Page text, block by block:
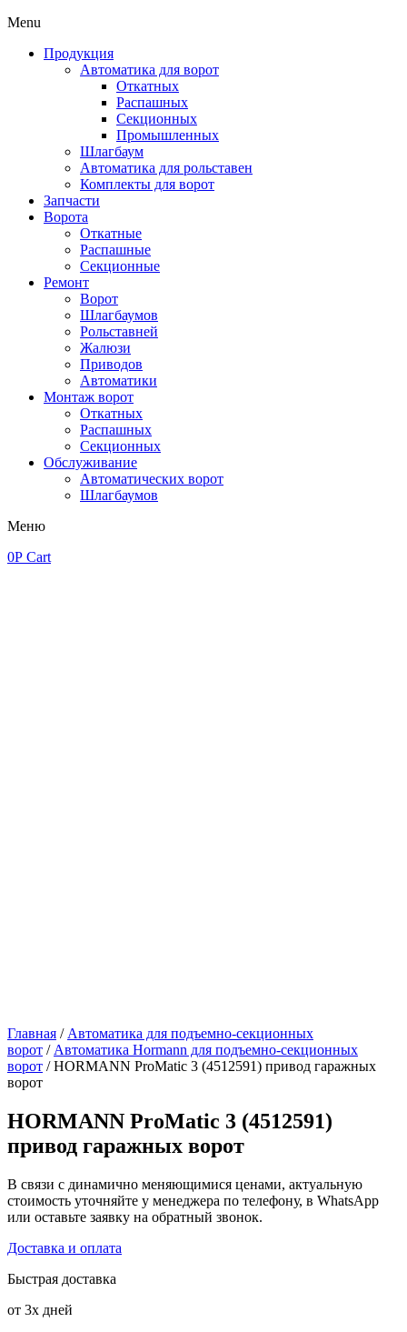
Menu
Продукция
Автоматика для ворот
Откатных
Распашных
Секционных
Промышленных
Шлагбаум
Автоматика для рольставен
Комплекты для ворот
Запчасти
Ворота
Откатные
Распашные
Секционные
Ремонт
Ворот
Шлагбаумов
Рольставней
Жалюзи
Приводов
Автоматики
Монтаж ворот
Откатных
Распашных
Секционных
Обслуживание
Автоматических ворот
Шлагбаумов
Меню
0Р Cart
Главная / Автоматика для подъемно-секционных
ворот / Автоматика Hormann для подъемно-секционных
ворот / HORMANN ProMatic 3 (4512591) привод гаражных
ворот
HORMANN ProMatic 3 (4512591)
привод гаражных ворот
В связи с динамично меняющимися ценами, актуальную
стоимость уточняйте у менеджера по телефону, в WhatsApp
или оставьте заявку на обратный звонок.
Доставка и оплата
Быстрая доставка
от 3х дней